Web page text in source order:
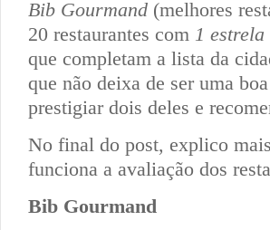
Bib Gourmand (melhores
20 restaurantes com 1 estrela
que completam a lista da
que não deixa de ser uma
prestigiar dois deles e
No final do post, explico
funciona a avaliação dos
Bib Gourmand